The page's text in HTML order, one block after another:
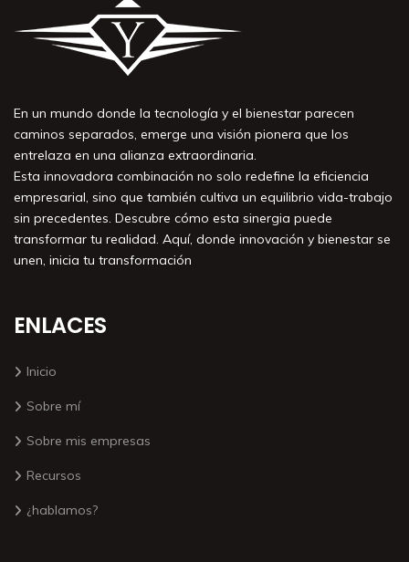
En un mundo donde la tecnología y el bienestar parecen
caminos separados, emerge una visión pionera que los
entrelaza en una alianza extraordinaria.
Esta innovadora combinación no solo redefine la eficiencia
empresarial, sino que también cultiva un equilibrio vida-trabajo
sin precedentes. Descubre cómo esta sinergia puede
transformar tu realidad. Aquí, donde innovación y bienestar se
unen, inicia tu transformación
ENLACES
Inicio
Sobre mí
Sobre mis empresas
Recursos
¿hablamos?